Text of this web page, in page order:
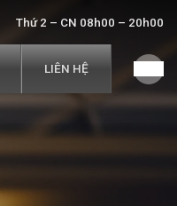
Thứ 2 – CN 08h00 – 20h00
LIÊN HỆ